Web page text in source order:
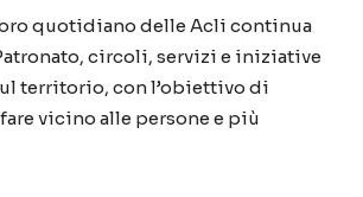
quotidiano delle Acli continua
circoli, servizi e iniziative
territorio, con l’obiettivo di
vicino alle persone e più